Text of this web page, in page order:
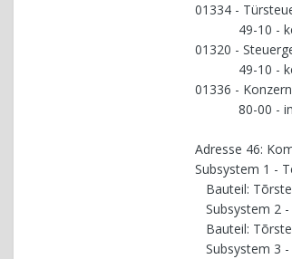
01334 -
49-10 -
01320 -
49-10 -
01336 -
80-00 - im
Adresse 46:
Subsystem 1 -
Bauteil:
Subsystem 2
Bauteil:
Subsystem 3